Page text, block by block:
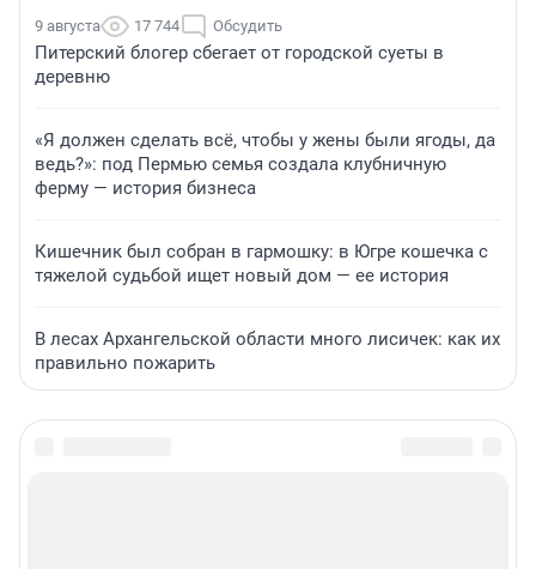
9 августа 17 744 Обсудить
Питерский блогер сбегает от городской суеты в
деревню
«Я должен сделать всё, чтобы у жены были ягоды, да
ведь?»: под Пермью семья создала клубничную
ферму — история бизнеса
Кишечник был собран в гармошку: в Югре кошечка с
тяжелой судьбой ищет новый дом — ее история
В лесах Архангельской области много лисичек: как их
правильно пожарить